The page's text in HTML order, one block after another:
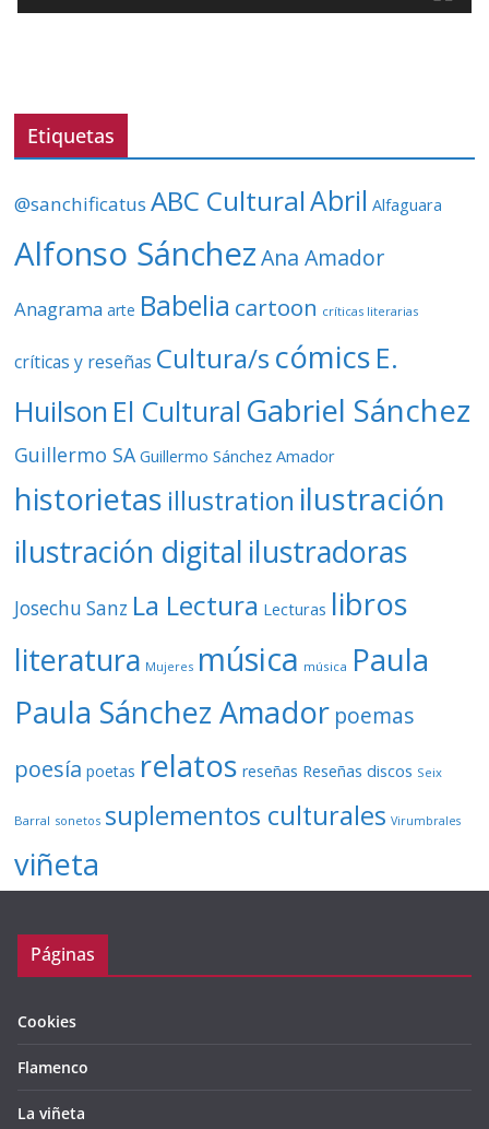
o
í
e
Etiquetas
@sanchificatus ABC CulturalAbril Alfaguara
Alfonso Sánchez Ana Amador
Anagrama arte Babelia cartoon críticas literarias
críticas y reseñas Cultura/s cómics E.
Huilson El Cultural Gabriel Sánchez
Guillermo SA Guillermo Sánchez Amador
historietas illustration ilustración
ilustración digital ilustradoras
Josechu Sanz La Lectura Lecturas libros
literatura Mujeres música música Paula
Paula Sánchez Amador poemas
poesía poetas relatos reseñas Reseñas discos Seix
Barral sonetos suplementos culturales Virumbrales
viñeta
Páginas
Cookies
Flamenco
La viñeta